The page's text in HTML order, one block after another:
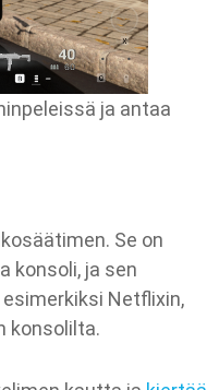
ja antaa
Se on
konsoli, ja sen
Netflixin,
konsolilta.